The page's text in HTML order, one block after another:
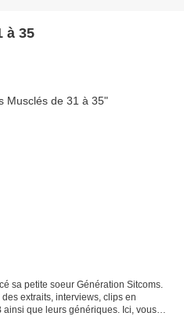
à 35
sa petite soeur Génération Sitcoms.
extraits, interviews, clips en
ainsi que leurs génériques. Ici, vous